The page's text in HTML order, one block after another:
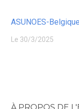
ASUNOES-
Le 30/3/2025